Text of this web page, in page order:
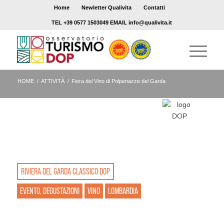
Home Newletter Qualivita Contatti
TEL +39 0577 1503049 EMAIL info@qualivita.it
HOME / ATTIVITÀ / Fiera del Vino di Polpenazze del Garda
RIVIERA DEL GARDA CLASSICO DOP
EVENTO, DEGUSTAZIONI
VINO LOMBARDIA